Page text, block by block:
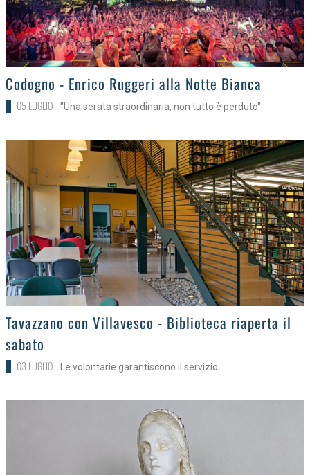
>
Codogno - Enrico Ruggeri alla Notte Bianca
05 LUGLIO "Una serata straordinaria, non tutto è perduto"
>
Tavazzano con Villavesco - Biblioteca riaperta il
sabato
03 LUGLIO Le volontarie garantiscono il servizio